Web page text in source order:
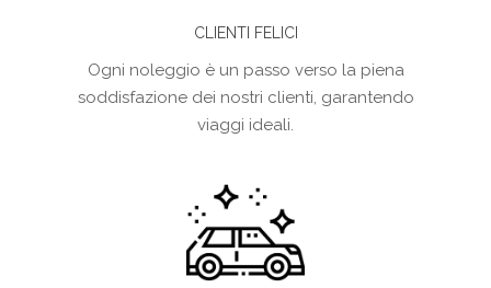
CLIENTI FELICI
Ogni noleggio è un passo verso la piena
soddisfazione dei nostri clienti, garantendo
viaggi ideali.